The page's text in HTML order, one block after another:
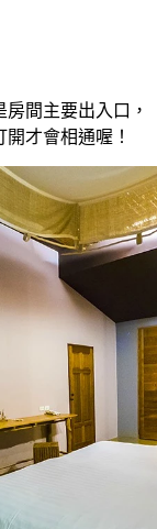
間主要出入口，
才會相通喔！